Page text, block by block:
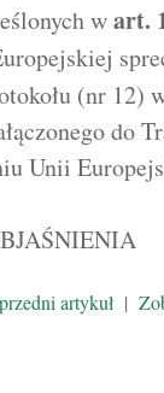
wart.
(nr 12)
do
Unii
artykuł|